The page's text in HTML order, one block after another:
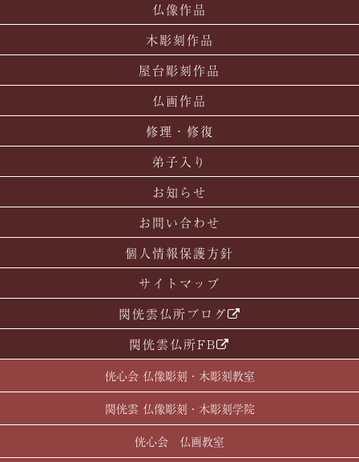
仏像作品
木彫刻作品
屋台彫刻作品
仏画作品
修理・修復
弟子入り
お知らせ
お問い合わせ
個人情報保護方針
サイトマップ
関侊雲仏所ブログ
関侊雲仏所FB
侊心会 仏像彫刻・木彫刻教室
関侊雲 仏像彫刻・木彫刻学院
侊心会 仏画教室